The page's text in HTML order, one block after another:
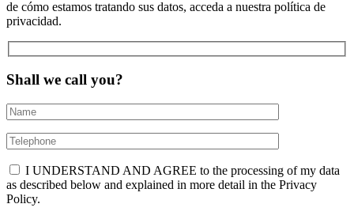
de cómo estamos tratando sus datos, acceda a nuestra política de
privacidad.
Shall we call you?
I UNDERSTAND AND AGREE to the processing of my data
as described below and explained in more detail in the Privacy
Policy.